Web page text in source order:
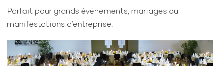
Parfait pour grands événements, mariages ou
manifestations d’entreprise.